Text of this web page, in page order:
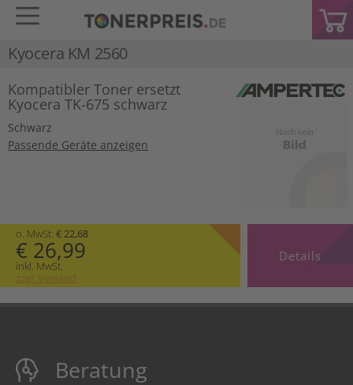
Kyocera KM 2560
Kompatibler Toner ersetzt
Kyocera TK-675 schwarz
Schwarz
Passende Geräte anzeigen
o. MwSt. € 22,68
€ 26,99
inkl. MwSt.
zzgl. Versand
Details
Beratung